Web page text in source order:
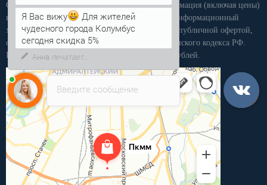
Обращаем Ваше внимание на то, что вся информация (включая цены)
на этом интернет-сайте носит исключительно информационный
характер, и ни при каких условиях не является публичной офертой,
определяемой положениями статьи 437 Гражданского кодекса РФ.
Розничная продажа осуществляется от 15 000 рублей.
Введите сообщение
Здравствуйте, хороший гость!
Я Вас вижу
Для жителей
чудесного города Колумбус
сегодня скидка 5%